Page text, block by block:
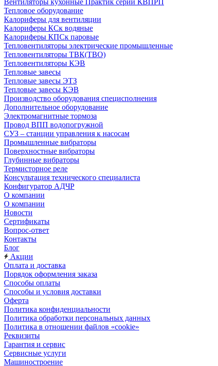
Вентиляторы кухонные Практик серии КВПРП
Тепловое оборудование
Калориферы для вентиляции
Калориферы КСк водяные
Калориферы КПСк паровые
Тепловентиляторы электрические промышленные
Тепловентиляторы ТВК(ТВО)
Тепловентиляторы КЭВ
Тепловые завесы
Тепловые завесы ЭТЗ
Тепловые завесы КЭВ
Производство оборудования специсполнения
Дополнительное оборудование
Электромагнитные тормоза
Провод ВПП водопогружной
СУЗ – станции управления к насосам
Промышленные вибраторы
Поверхностные вибраторы
Глубинные вибраторы
Термисторное реле
Консультация технического специалиста
Конфигуратор АДЧР
О компании
О компании
Новости
Сертификаты
Вопрос-ответ
Контакты
Блог
Акции
Оплата и доставка
Порядок оформления заказа
Способы оплаты
Способы и условия доставки
Оферта
Политика конфиденциальности
Политика обработки персональных данных
Политика в отношении файлов «cookie»
Реквизиты
Гарантия и сервис
Сервисные услуги
Машиностроение